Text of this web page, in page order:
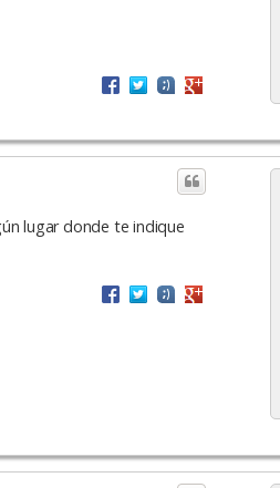
lugar donde te indique